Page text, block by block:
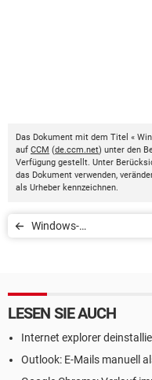
Das Dokument mit dem Titel «
auf CCM (de.ccm.net) unter den
Verfügung gestellt. Unter
das Dokument verwenden,
als Urheber kennzeichnen.
Windows-
LESEN SIE AUCH
Internet explorer
Outlook: E-Mails manuell